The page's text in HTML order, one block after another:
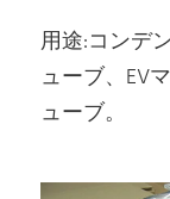
用途:コンデ
ューブ、EV
ューブ。